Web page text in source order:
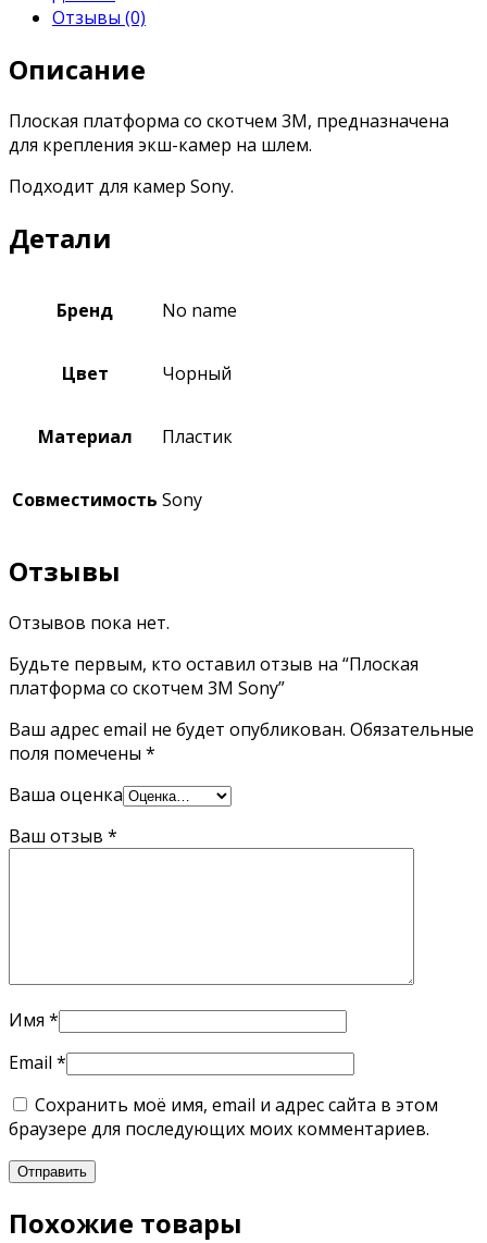
Отзывы (0)
Описание
Плоская платформа со скотчем 3М, предназначена
для крепления экш-камер на шлем.
Подходит для камер Sony.
Детали
Бренд No name
Цвет Чорный
Материал Пластик
Совместимость Sony
Отзывы
Отзывов пока нет.
Будьте первым, кто оставил отзыв на “Плоская
платформа со скотчем 3М Sony”
Ваш адрес email не будет опубликован. Обязательные
поля помечены *
Ваша оценка
Ваш отзыв *
Имя *
Email *
Сохранить моё имя, email и адрес сайта в этом
браузере для последующих моих комментариев.
Похожие товары